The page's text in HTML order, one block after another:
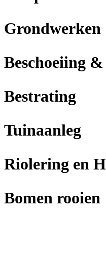
Grondwerken
Beschoeiing
Bestrating
Tuinaanleg
Riolering en
Bomen rooien